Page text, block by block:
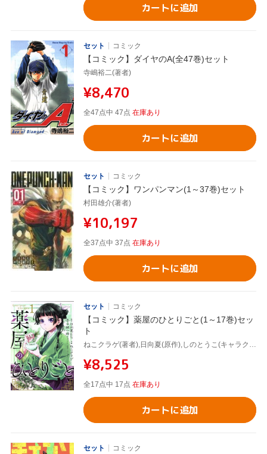
カートに追加
セット コミック
【コミック】ダイヤのA(全47巻)セット
寺嶋裕二(著者)
¥8,470
全47点中 47点 在庫あり
カートに追加
セット コミック
【コミック】ワンパンマン(1～37巻)セット
村田雄介(著者)
¥10,197
全37点中 37点 在庫あり
カートに追加
セット コミック
【コミック】薬屋のひとりごと(1～17巻)セッ
ト
¥8,525
全17点中 17点 在庫あり
カートに追加
セット コミック